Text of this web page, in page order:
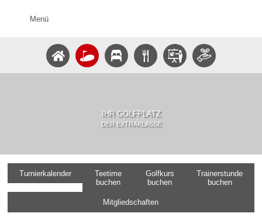
Menü
IHR GOLFPLATZ
DER EXTRAKLASSE
Turnierkalender
Teetime
buchen
Golfkurs
buchen
Trainerstunde
buchen
Mitgliedschaften